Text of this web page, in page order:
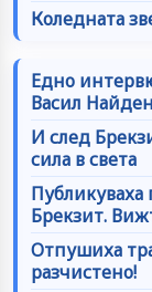
Коледната
Едно
Васил
И след
сила в света
Публикуваха
Брекзит.
Отпушиха
разчистено!